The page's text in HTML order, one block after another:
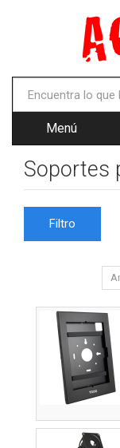
Menú
Soportes
Filtro